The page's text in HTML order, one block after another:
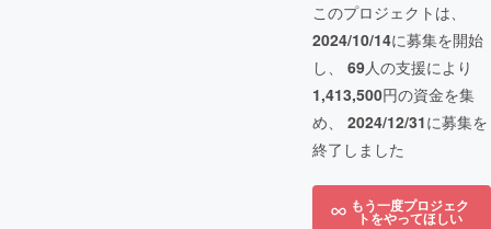
このプロジェクトは、
2024/10/14に募集を開始
し、 69人の支援により
1,413,500円の資金を集
め、 2024/12/31に募集を
終了しました
もう一度プロジェク
トをやってほしい